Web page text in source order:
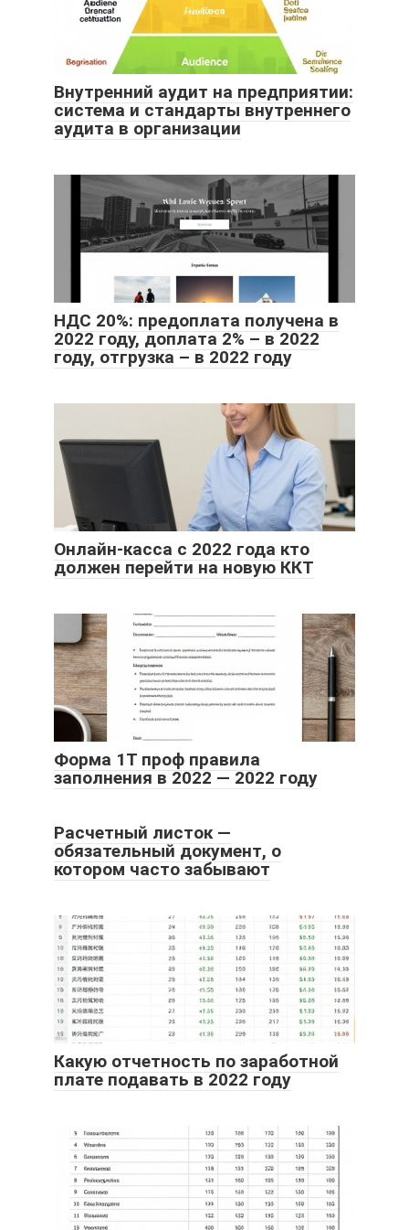
Внутренний аудит на предприятии:
система и стандарты внутреннего
аудита в организации
НДС 20%: предоплата получена в
2022 году, доплата 2% – в 2022
году, отгрузка – в 2022 году
Онлайн-касса с 2022 года кто
должен перейти на новую ККТ
Форма 1Т проф правила
заполнения в 2022 — 2022 году
Расчетный листок —
обязательный документ, о
котором часто забывают
Какую отчетность по заработной
плате подавать в 2022 году